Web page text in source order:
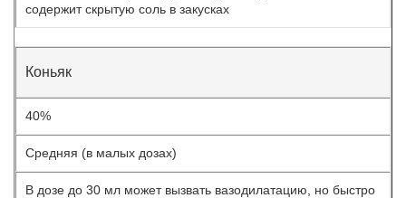
содержит скрытую соль в закусках
Коньяк
40%
Средняя (в малых дозах)
В дозе до 30 мл может вызвать вазодилатацию, но быстро